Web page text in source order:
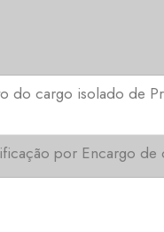
do cargo isolado de
por Encargo